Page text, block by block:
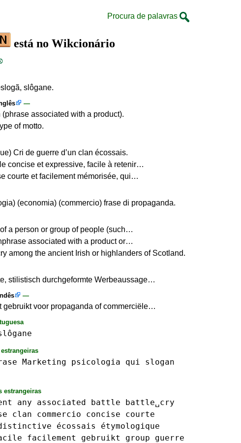
Procura de palavras
está no Wikcionário
slôgane.
—
associated with a product).
of motto.
Cri de guerre d’un clan écossais.
concise et expressive, facile à retenir…
courte et facilement mémorisée, qui…
(economia) (commercio) frase di propaganda.
a person or group of people (such…
associated with a product or…
among the ancient Irish or highlanders of Scotland.
stilistisch durchgeformte Werbeaussage…
—
gebruikt voor propaganda of commerciële…
Marketing psicologia qui
slogan
estrangeiras
any associated battle
battle␣cry
clan commercio concise
courte
écossais
étymologique
facilement gebruikt group
guerre